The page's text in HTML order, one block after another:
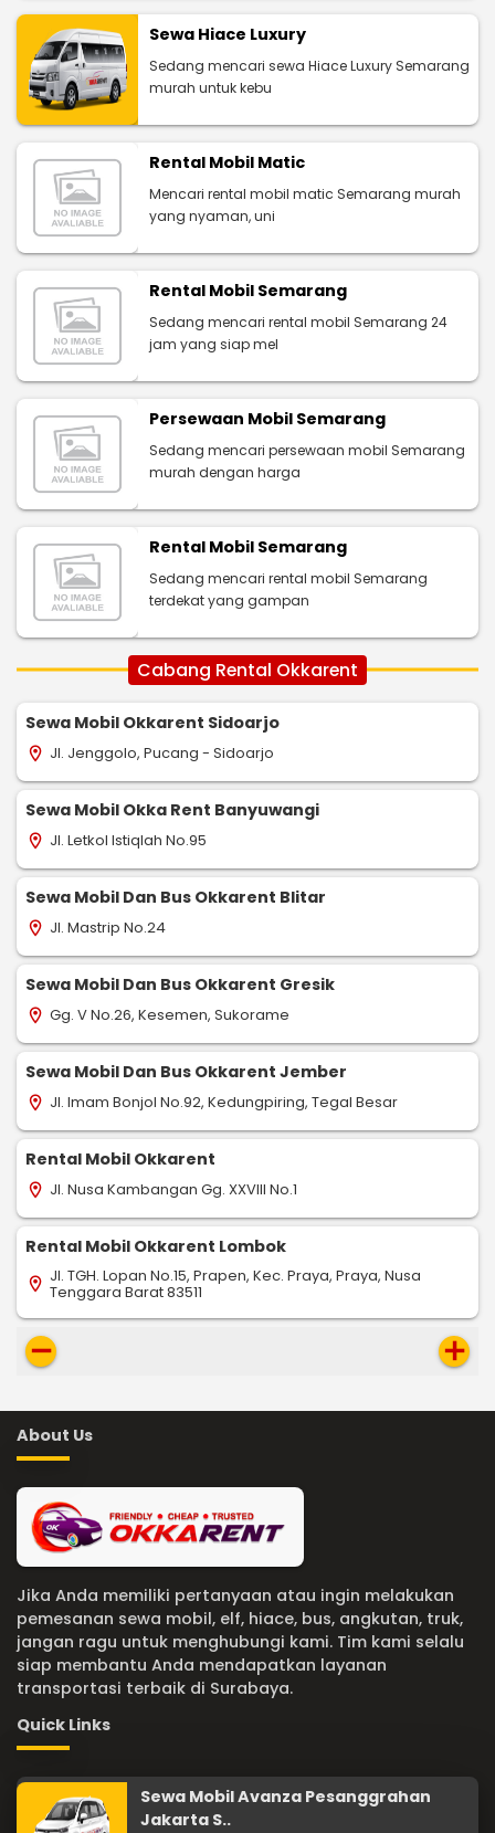
Sewa Hiace Luxury
Sedang mencari sewa Hiace Luxury Semarang
murah untuk kebu
Rental Mobil Matic
Mencari rental mobil matic Semarang murah
yang nyaman, uni
Rental Mobil Semarang
Sedang mencari rental mobil Semarang 24
jam yang siap mel
Persewaan Mobil Semarang
Sedang mencari persewaan mobil Semarang
murah dengan harga
Rental Mobil Semarang
Sedang mencari rental mobil Semarang
terdekat yang gampan
Cabang Rental Okkarent
Sewa Mobil Okkarent Sidoarjo
location_on Jl. Jenggolo, Pucang - Sidoarjo
Sewa Mobil Okka Rent Banyuwangi
location_on Jl. Letkol Istiqlah No.95
Sewa Mobil Dan Bus Okkarent Blitar
location_on Jl. Mastrip No.24
Sewa Mobil Dan Bus Okkarent Gresik
location_on Gg. V No.26, Kesemen, Sukorame
Sewa Mobil Dan Bus Okkarent Jember
location_on Jl. Imam Bonjol No.92, Kedungpiring, Tegal Besar
Rental Mobil Okkarent
location_on Jl. Nusa Kambangan Gg. XXVIII No.1
Rental Mobil Okkarent Lombok
location_on Jl. TGH. Lopan No.15, Prapen, Kec. Praya, Praya, Nusa
Tenggara Barat 83511
remove add
About Us
Jika Anda memiliki pertanyaan atau ingin melakukan
pemesanan sewa mobil, elf, hiace, bus, angkutan, truk,
jangan ragu untuk menghubungi kami. Tim kami selalu
siap membantu Anda mendapatkan layanan
transportasi terbaik di Surabaya.
Quick Links
Sewa Mobil Avanza Pesanggrahan
Jakarta S..